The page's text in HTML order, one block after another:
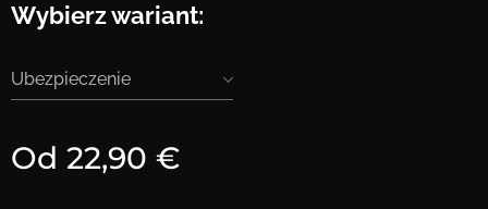
Wybierz wariant:
Ubezpieczenie
Od 22,90 €